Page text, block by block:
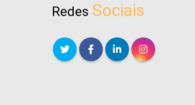
Redes Sociais